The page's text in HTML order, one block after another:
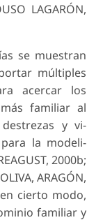
LAGARÓN,
se mues­tran
múl­tiples
acercar los
familiar al
destrezas y vi­
para la modeli­
2000b;
ARAGÓN,
cierto modo,
familiar y